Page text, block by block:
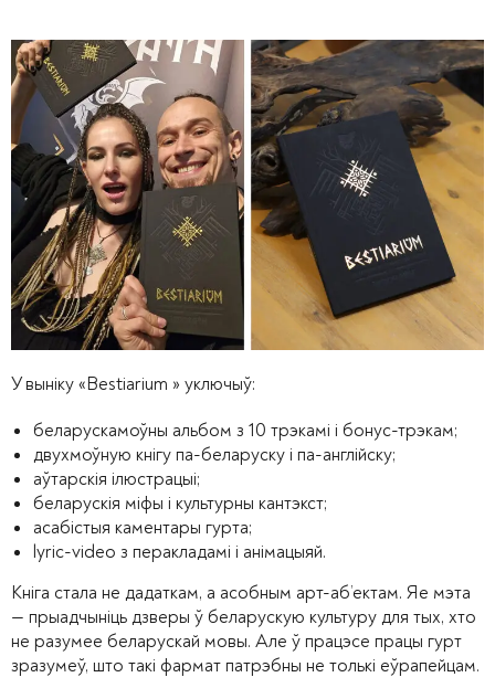
У выніку «Bestiarium » уключыў:
беларускамоўны альбом з 10 трэкамі і бонус-трэкам;
двухмоўную кнігу па-беларуску і па-англійску;
аўтарскія ілюстрацыі;
беларускія міфы і культурны кантэкст;
асабістыя каментары гурта;
lyric-video з перакладамі і анімацыяй.
Кніга стала не дадаткам, а асобным арт-аб’ектам. Яе мэта
— прыадчыніць дзверы ў беларускую культуру для тых, хто
не разумее беларускай мовы. Але ў працэсе працы гурт
зразумеў, што такі фармат патрэбны не толькі еўрапейцам.